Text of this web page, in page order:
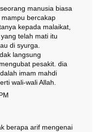
manusia biasa
bercakap
kepada malaikat,
telah mati itu
di syurga.
langsung
pesakit. dia
imam mahdi
wali-wali Allah.
berapa arif mengenai